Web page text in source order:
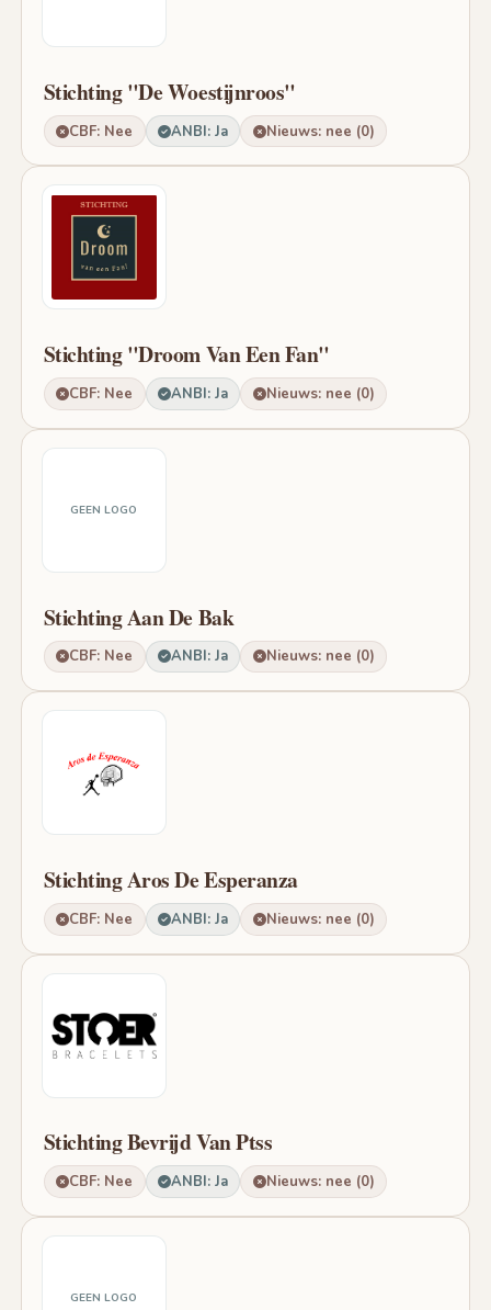
Stichting "De Woestijnroos"
CBF: Nee ANBI: Ja Nieuws: nee (0)
Stichting "Droom Van Een Fan"
CBF: Nee ANBI: Ja Nieuws: nee (0)
GEEN LOGO
Stichting Aan De Bak
CBF: Nee ANBI: Ja Nieuws: nee (0)
Stichting Aros De Esperanza
CBF: Nee ANBI: Ja Nieuws: nee (0)
Stichting Bevrijd Van Ptss
CBF: Nee ANBI: Ja Nieuws: nee (0)
GEEN LOGO